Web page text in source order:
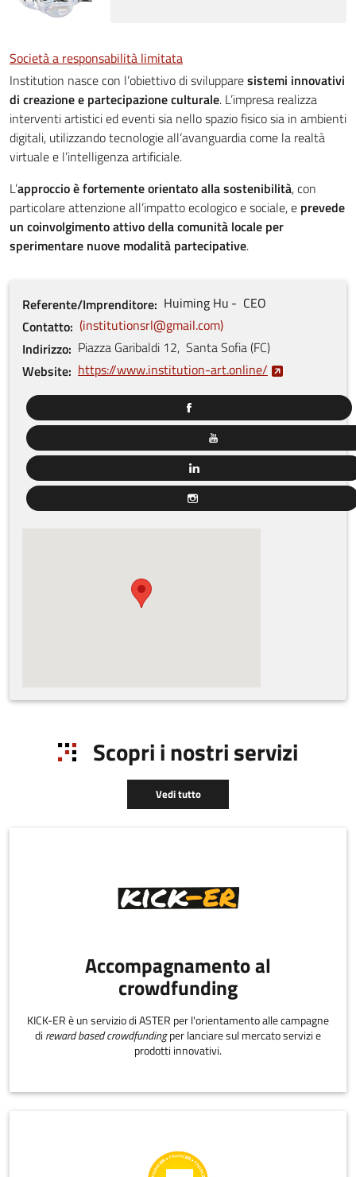
Società a responsabilità limitata
Institution nasce con l’obiettivo di svilupparesistemi innovativi
di creazione e partecipazione culturale. L’impresa realizza
interventi artistici ed eventi sia nello spazio fisico sia in ambienti
digitali, utilizzando tecnologie all’avanguardia come la realtà
virtuale e l’intelligenza artificiale.
L’approccio è fortemente orientato alla sostenibilità, con
particolare attenzione all’impatto ecologico e sociale, e prevede
un coinvolgimento attivo della comunità locale per
sperimentare nuove modalità partecipative.
Referente/Imprenditore Huiming Hu
CEO
Contatto
institutionsrl@gmail.com
Indirizzo Piazza Garibaldi 12, Santa Sofia(FC)
Website https://www.institution-art.online/
Scopri i nostri servizi
Vedi tutto
Accompagnamento al
crowdfunding
KICK-ER è un servizio di ASTER per l'orientamento alle campagne
di reward based crowdfundingper lanciare sul mercato servizi e
prodotti innovativi.